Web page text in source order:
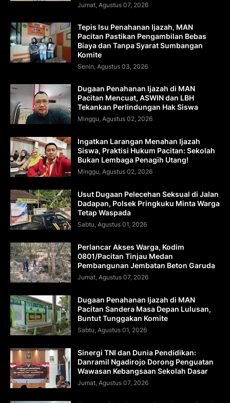
Jumat, Agustus 07, 2026
Tepis Isu Penahanan Ijazah, MAN
Pacitan Pastikan Pengambilan Bebas
Biaya dan Tanpa Syarat Sumbangan
Komite
Senin, Agustus 03, 2026
Dugaan Penahanan Ijazah di MAN
Pacitan Mencuat, ASWIN dan LBH
Tekankan Perlindungan Hak Siswa
Minggu, Agustus 02, 2026
Ingatkan Larangan Menahan Ijazah
Siswa, Praktisi Hukum Pacitan: Sekolah
Bukan Lembaga Penagih Utang!
Minggu, Agustus 02, 2026
Usut Dugaan Pelecehan Seksual di Jalan
Dadapan, Polsek Pringkuku Minta Warga
Tetap Waspada
Sabtu, Agustus 01, 2026
Perlancar Akses Warga, Kodim
0801/Pacitan Tinjau Medan
Pembangunan Jembatan Beton Garuda
Jumat, Agustus 07, 2026
Dugaan Penahanan Ijazah di MAN
Pacitan Sandera Masa Depan Lulusan,
Buntut Tunggakan Komite
Sabtu, Agustus 01, 2026
Sinergi TNI dan Dunia Pendidikan:
Danramil Ngadirojo Dorong Penguatan
Wawasan Kebangsaan Sekolah Dasar
Jumat, Agustus 07, 2026